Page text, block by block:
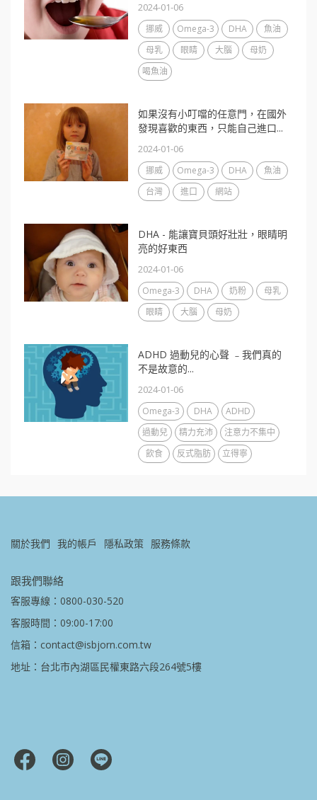
2024-01-06
挪威 Omega-3 DHA
魚油
母乳
眼睛 大腦
母奶
喝魚油
如果沒有小叮噹的任意門，在國外
發現喜歡的東西，只能自己進口...
2024-01-06
挪威 Omega-3 DHA
魚油
台灣
進口 網站
DHA - 能讓寶貝頭好壯壯，眼睛明
亮的好東西
2024-01-06
Omega-3 DHA 奶粉
母乳
眼睛
大腦 母奶
ADHD 過動兒的心聲 ﹣我們真的
不是故意的...
2024-01-06
Omega-3 DHA
ADHD
過動兒
精力充沛
注意力不集中
飲食
反式脂肪 立得寧
關於我們 我的帳戶 隱私政策 服務條款
跟我們聯絡
客服專線：0800-030-520
客服時間：09:00-17:00
信箱：contact@isbjorn.com.tw
地址：台北市內湖區民權東路六段264號5樓